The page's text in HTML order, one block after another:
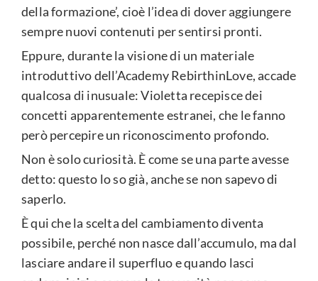
della formazione’, cioè l’idea di dover aggiungere
sempre nuovi contenuti per sentirsi pronti.
Eppure, durante la visione di un materiale
introduttivo dell’Academy RebirthinLove, accade
qualcosa di inusuale: Violetta recepisce dei
concetti apparentemente estranei, che le fanno
però percepire un riconoscimento profondo.
Non è solo curiosità. È come se una parte avesse
detto: questo lo so già, anche se non sapevo di
saperlo.
È qui che la scelta del cambiamento diventa
possibile, perché non nasce dall’accumulo, ma dal
lasciare andare il superfluo e quando lasci